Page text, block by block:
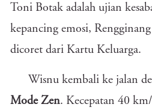
Toni Botak adalah ujian
kepancing emosi,
dicoret dari Kartu Keluarga.
Wisnu kembali ke jalan
Mode Zen. Kecepatan 40